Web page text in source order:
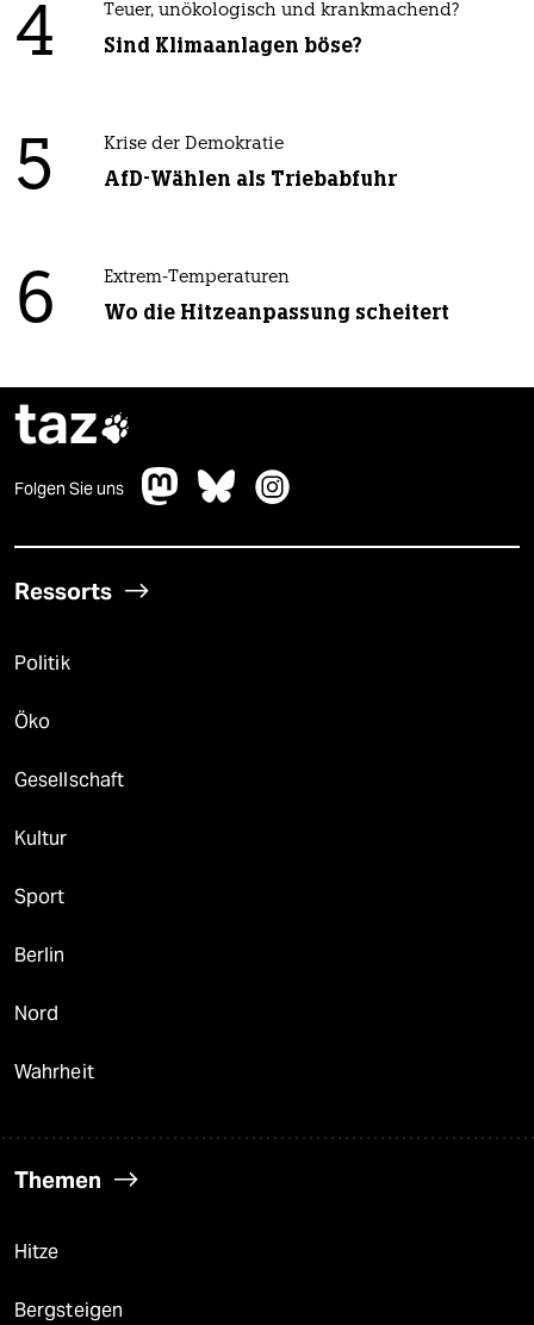
4 Teuer, unökologisch und krankmachend?
Sind Klimaanlagen böse?
5 Krise der Demokratie
AfD-Wählen als Triebabfuhr
6 Extrem-Temperaturen
Wo die Hitzeanpassung scheitert
taz
Folgen Sie uns
Ressorts
Politik
Öko
Gesellschaft
Kultur
Sport
Berlin
Nord
Wahrheit
Themen
Hitze
Bergsteigen